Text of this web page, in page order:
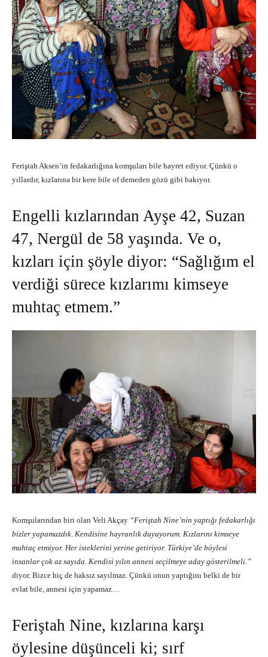
Feriştah Aksen’in fedakarlığına komşuları bile hayret ediyor. Çünkü o
yıllardır, kızlarına bir kere bile of demeden gözü gibi bakıyor.
Engelli kızlarından Ayşe 42, Suzan
47, Nergül de 58 yaşında. Ve o,
kızları için şöyle diyor: “Sağlığım el
verdiği sürece kızlarımı kimseye
muhtaç etmem.”
Komşularından biri olan Veli Akçay “Feriştah Nine’nin yaptığı fedakarlığı
bizler yapamazdık. Kendisine hayranlık duyuyorum. Kızlarını kimseye
muhtaç etmiyor. Her isteklerini yerine getiriyor. Türkiye’de böylesi
insanlar çok az sayıda. Kendisi yılın annesi seçilmeye aday gösterilmeli.”
diyor. Bizce hiç de haksız sayılmaz. Çünkü onun yaptığını belki de bir
evlat bile, annesi için yapamaz…
Feriştah Nine, kızlarına karşı
öylesine düşünceli ki; sırf